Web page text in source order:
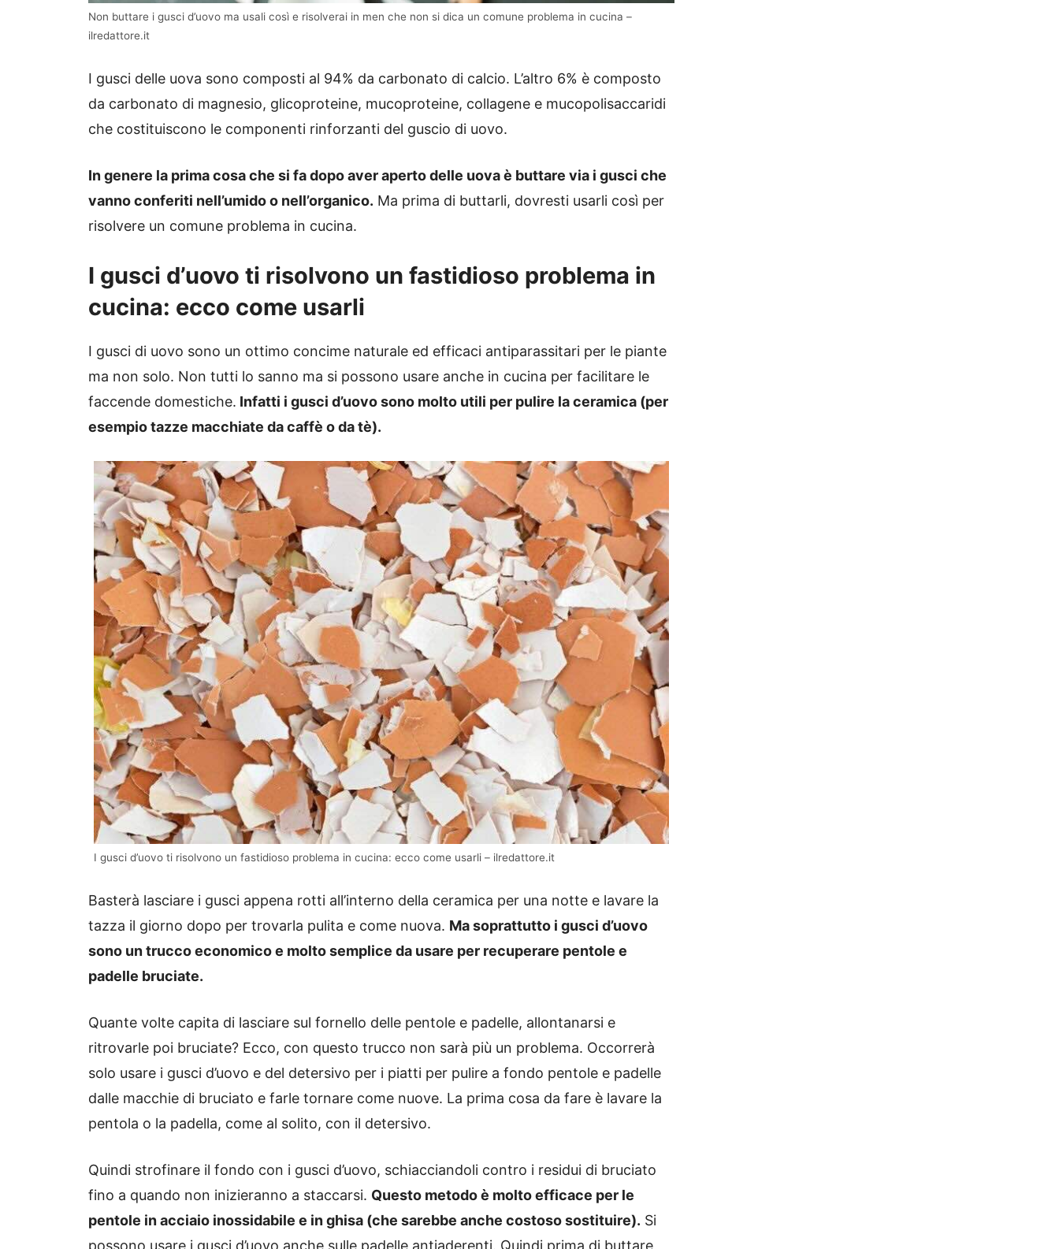
Non buttare i gusci d’uovo ma usali così e risolverai in men che non si dica un comune problema in cucina –
ilredattore.it
I gusci delle uova sono composti al 94% da carbonato di calcio. L’altro 6% è composto
da carbonato di magnesio, glicoproteine, mucoproteine, collagene e mucopolisaccaridi
che costituiscono le componenti rinforzanti del guscio di uovo.
In genere la prima cosa che si fa dopo aver aperto delle uova è buttare via i gusci che
vanno conferiti nell’umido o nell’organico. Ma prima di buttarli, dovresti usarli così per
risolvere un comune problema in cucina.
I gusci d’uovo ti risolvono un fastidioso problema in
cucina: ecco come usarli
I gusci di uovo sono un ottimo concime naturale ed efficaci antiparassitari per le piante
ma non solo. Non tutti lo sanno ma si possono usare anche in cucina per facilitare le
faccende domestiche. Infatti i gusci d’uovo sono molto utili per pulire la ceramica (per
esempio tazze macchiate da caffè o da tè).
I gusci d’uovo ti risolvono un fastidioso problema in cucina: ecco come usarli – ilredattore.it
Basterà lasciare i gusci appena rotti all’interno della ceramica per una notte e lavare la
tazza il giorno dopo per trovarla pulita e come nuova. Ma soprattutto i gusci d’uovo
sono un trucco economico e molto semplice da usare per recuperare pentole e
padelle bruciate.
Quante volte capita di lasciare sul fornello delle pentole e padelle, allontanarsi e
ritrovarle poi bruciate? Ecco, con questo trucco non sarà più un problema. Occorrerà
solo usare i gusci d’uovo e del detersivo per i piatti per pulire a fondo pentole e padelle
dalle macchie di bruciato e farle tornare come nuove. La prima cosa da fare è lavare la
pentola o la padella, come al solito, con il detersivo.
Quindi strofinare il fondo con i gusci d’uovo, schiacciandoli contro i residui di bruciato
fino a quando non inizieranno a staccarsi. Questo metodo è molto efficace per le
pentole in acciaio inossidabile e in ghisa (che sarebbe anche costoso sostituire). Si